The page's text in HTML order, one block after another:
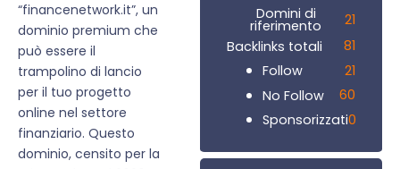
“financenetwork.it”, un
dominio premium che
può essere il
trampolino di lancio
per il tuo progetto
online nel settore
finanziario. Questo
dominio, censito per la
Domini di
riferimento
21
Backlinks totali
81
Follow
21
No Follow
60
Sponsorizzati0